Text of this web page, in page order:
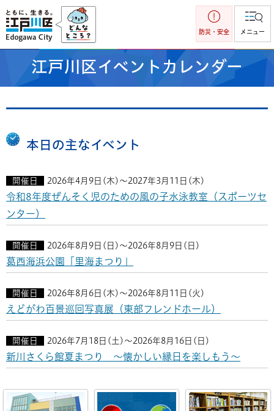
江戸川区
防災・安全 メニュー
江戸川区イベントカレンダー
本日の主なイベント
開催日 2026年4月9日(木)～2027年3月11日(木)
令和8年度ぜんそく児のための風の子水泳教室（スポーツセ
ンター）
開催日 2026年8月9日(日)～2026年8月9日(日)
葛西海浜公園「里海まつり」
開催日 2026年8月6日(木)～2026年8月11日(火)
えどがわ百景巡回写真展（東部フレンドホール）
開催日 2026年7月18日(土)～2026年8月16日(日)
新川さくら館夏まつり ～懐かしい縁日を楽しもう～